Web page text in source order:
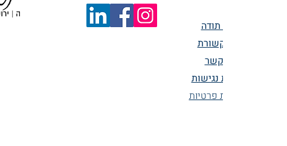
מכתבי תודה
מן התקשורת
יצירת קשר
הצהרת נגישות
מדיניות פרטיות